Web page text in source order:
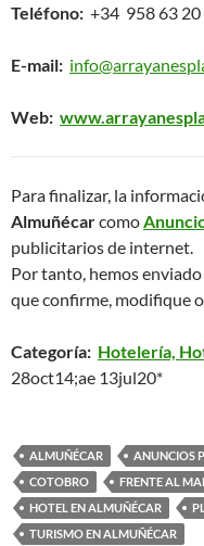
Teléfono: +34 958 63 20
E-mail:
Web:
Para finalizar, la
Almuñécarcomo
publicitarios de internet.
Por tanto, hemos
que confirme, modifique
Categoría: Hotelería,
28oct14;ae 13jul20*
ALMUÑÉCAR ANUNCIOS
COTOBRO
FRENTE AL
HOTEL EN ALMUÑÉCAR
TURISMO EN ALMUÑÉCAR